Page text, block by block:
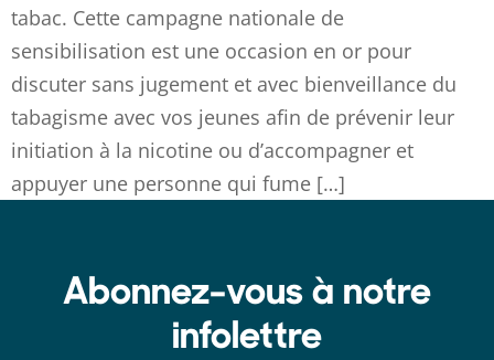
tabac. Cette campagne nationale de
sensibilisation est une occasion en or pour
discuter sans jugement et avec bienveillance du
tabagisme avec vos jeunes afin de prévenir leur
initiation à la nicotine ou d’accompagner et
appuyer une personne qui fume […]
Abonnez-vous à notre
infolettre